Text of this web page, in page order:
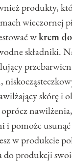
produkty,
wieczornej
wkrem
składniki.
skórę i
i pomoże
w produkcie
do produkcji